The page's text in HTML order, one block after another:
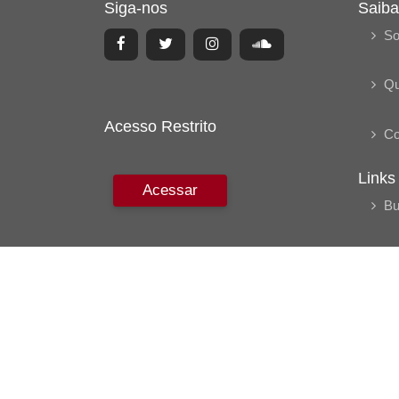
Siga-nos
Acesso Restrito
Acessar